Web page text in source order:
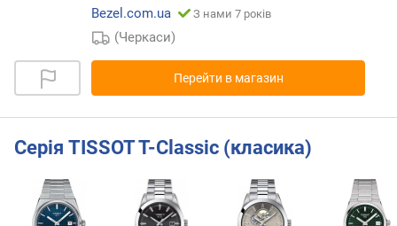
Bezel.com.ua
З нами 7 років
(Черкаси)
Перейти в магазин
Серія TISSOT T-Classic (класика)